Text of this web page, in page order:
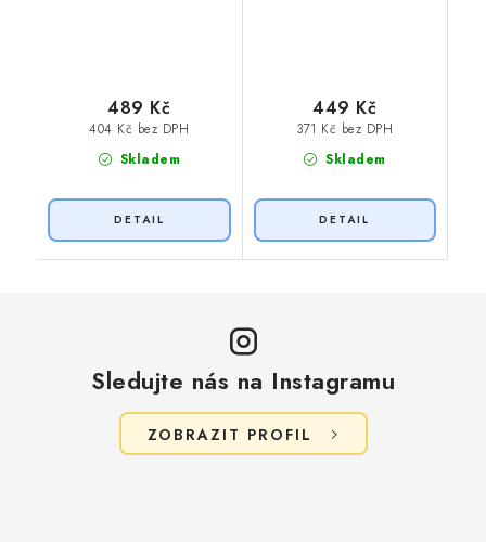
Skladem
404 Kč bez DPH
489 Kč
Skladem
371 Kč bez DPH
449 Kč
Sledujte nás na Instagramu
ZOBRAZIT PROFIL